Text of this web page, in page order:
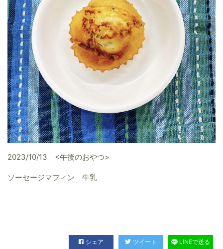
2023/10/13 <午後のおやつ>
ソーセージマフィン 牛乳
シェア ツイート LINEで送る